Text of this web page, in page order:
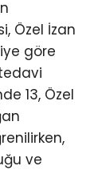
Özel İzan
göre
13, Özel
ve